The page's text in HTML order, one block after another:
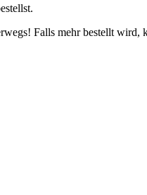
Falls mehr bestellt wird,